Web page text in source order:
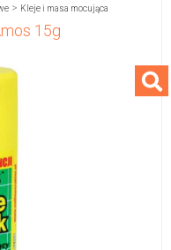
> Kleje i masa mocująca
15g